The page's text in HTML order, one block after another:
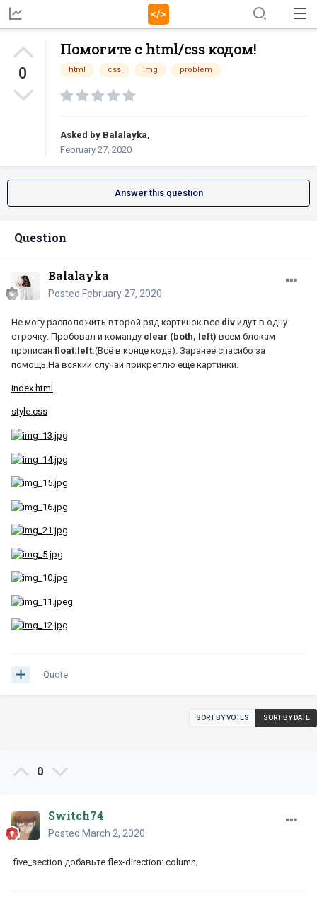
0
Помогите с html/css кодом!
html css img problem
Asked by Balalayka,
February 27, 2020
Answer this question
Question
Balalayka
Posted February 27, 2020
Не могу расположить второй ряд картинок все div идут в одну
строчку. Пробовал и команду clear (both, left) всем блокам
прописан float:left.(Всё в конце кода). Заранее спасибо за
помощь.На всякий случай прикреплю ещё картинки.
index.html
style.css
Quote
SORT BY VOTES SORT BY DATE
0
Switch74
Posted March 2, 2020
.five_section добавьте flex-direction: column;